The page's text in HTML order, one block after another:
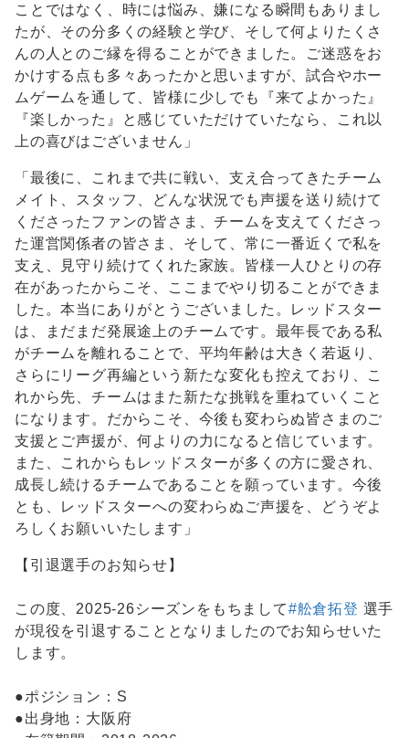
ことではなく、時には悩み、嫌になる瞬間もありまし
たが、その分多くの経験と学び、そして何よりたくさ
んの人とのご縁を得ることができました。ご迷惑をお
かけする点も多々あったかと思いますが、試合やホー
ムゲームを通して、皆様に少しでも『来てよかった』
『楽しかった』と感じていただけていたなら、これ以
上の喜びはございません」
「最後に、これまで共に戦い、支え合ってきたチーム
メイト、スタッフ、どんな状況でも声援を送り続けて
くださったファンの皆さま、チームを支えてくださっ
た運営関係者の皆さま、そして、常に一番近くで私を
支え、見守り続けてくれた家族。皆様一人ひとりの存
在があったからこそ、ここまでやり切ることができま
した。本当にありがとうございました。レッドスター
は、まだまだ発展途上のチームです。最年長である私
がチームを離れることで、平均年齢は大きく若返り、
さらにリーグ再編という新たな変化も控えており、こ
れから先、チームはまた新たな挑戦を重ねていくこと
になります。だからこそ、今後も変わらぬ皆さまのご
支援とご声援が、何よりの力になると信じています。
また、これからもレッドスターが多くの方に愛され、
成長し続けるチームであることを願っています。今後
とも、レッドスターへの変わらぬご声援を、どうぞよ
ろしくお願いいたします」
【引退選手のお知らせ】
この度、2025-26シーズンをもちまして#舩倉拓登 選手
が現役を引退することとなりましたのでお知らせいた
します。
●ポジション：S
●出身地：大阪府